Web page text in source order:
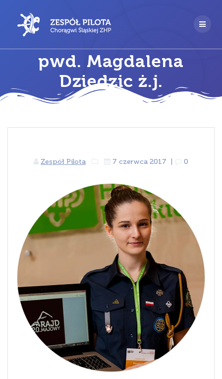
treści
pwd. Magdalena
Dziedzic ż.j.
Zespół Pilota 7 czerwca 2017 0